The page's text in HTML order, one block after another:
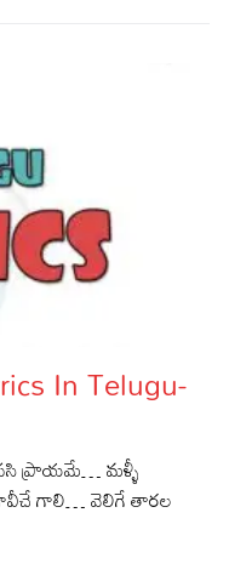
In Telugu-
ప్రాయమే… మళ్ళీ
గాలి… వెలిగే తారల